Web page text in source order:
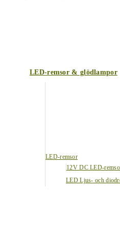
LED-remsor & glödlampor
LED-remsor
12V DC LED-
LED Ljus- och